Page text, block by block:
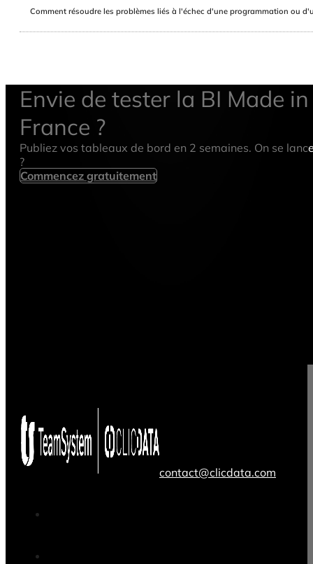
Comment résoudre les problèmes liés à l'échec d'une programmation ou
Envie de tester la BI Made in
France ?
Publiez vos tableaux de bord en 2 semaines. On se
?
Commencez gratuitement
contact@clicdata.com